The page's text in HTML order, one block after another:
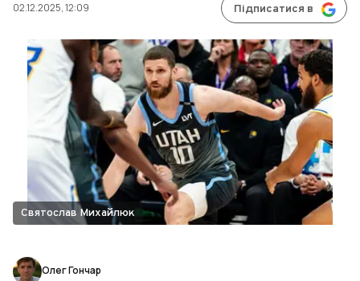
02.12.2025, 12:09 Підписатися в
Святослав Михайлюк
Олег Гончар